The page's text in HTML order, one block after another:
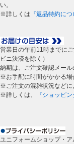
い。
※詳しくは 『返品特約につ
営業日の午前11時までに
ビニ決済を除く）
納期は、ご注文確認メール
※お手配に時間がかかる場
※ご注文の混雑状況などに
※詳しくは、
『ショッピン
ユニフォームショップ・